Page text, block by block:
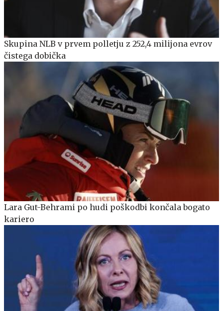
Skupina NLB v prvem polletju z 252,4 milijona evrov
čistega dobička
Lara Gut-Behrami po hudi poškodbi končala bogato
kariero